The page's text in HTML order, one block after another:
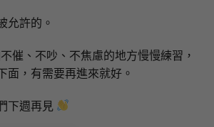
允許的。
催、不吵、不焦慮的地方慢慢練習，
面，有需要再進來就好。
下週再見